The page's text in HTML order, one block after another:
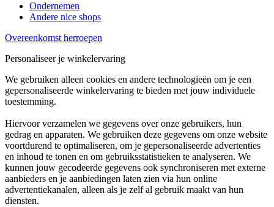
Ondernemen
Andere nice shops
Overeenkomst herroepen
Personaliseer je winkelervaring
We gebruiken alleen cookies en andere technologieën om je een
gepersonaliseerde winkelervaring te bieden met jouw individuele
toestemming.
Hiervoor verzamelen we gegevens over onze gebruikers, hun
gedrag en apparaten. We gebruiken deze gegevens om onze website
voortdurend te optimaliseren, om je gepersonaliseerde advertenties
en inhoud te tonen en om gebruiksstatistieken te analyseren. We
kunnen jouw gecodeerde gegevens ook synchroniseren met externe
aanbieders en je aanbiedingen laten zien via hun online
advertentiekanalen, alleen als je zelf al gebruik maakt van hun
diensten.